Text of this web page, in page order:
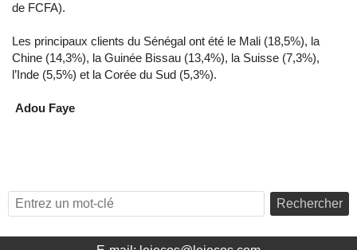
de FCFA).
Les principaux clients du Sénégal ont été le Mali (18,5%), la
Chine (14,3%), la Guinée Bissau (13,4%), la Suisse (7,3%),
l’Inde (5,5%) et la Corée du Sud (5,3%).
Adou Faye
Rechercher